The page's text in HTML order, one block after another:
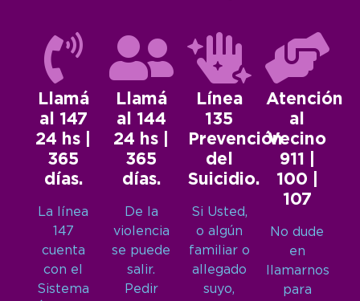
Llamá
al 147
24 hs |
365
días.
La línea
147
cuenta
con el
Sistema
Llamá
al 144
24 hs |
365
días.
De la
violencia
se puede
salir.
Pedir
Línea
135
Prevención
del
Suicidio.
Si Usted,
o algún
familiar o
allegado
suyo,
Atención
al
Vecino
911 |
100 |
107
No dude
en
llamarnos
para